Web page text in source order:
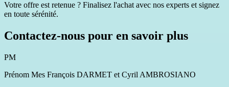
Votre offre est retenue ? Finalisez l'achat avec nos experts et signez
en toute sérénité.
Contactez-nous pour en savoir plus
PM
Prénom Mes François DARMET et Cyril AMBROSIANO